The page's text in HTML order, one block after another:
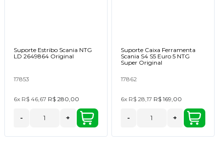
Suporte Estribo Scania NTG
LD 2649864 Original
17853
6x R$ 46,67 R$ 280,00
- +
Suporte Caixa Ferramenta
Scania S4 S5 Euro 5 NTG
Super Original
17862
6x R$ 28,17 R$ 169,00
- +